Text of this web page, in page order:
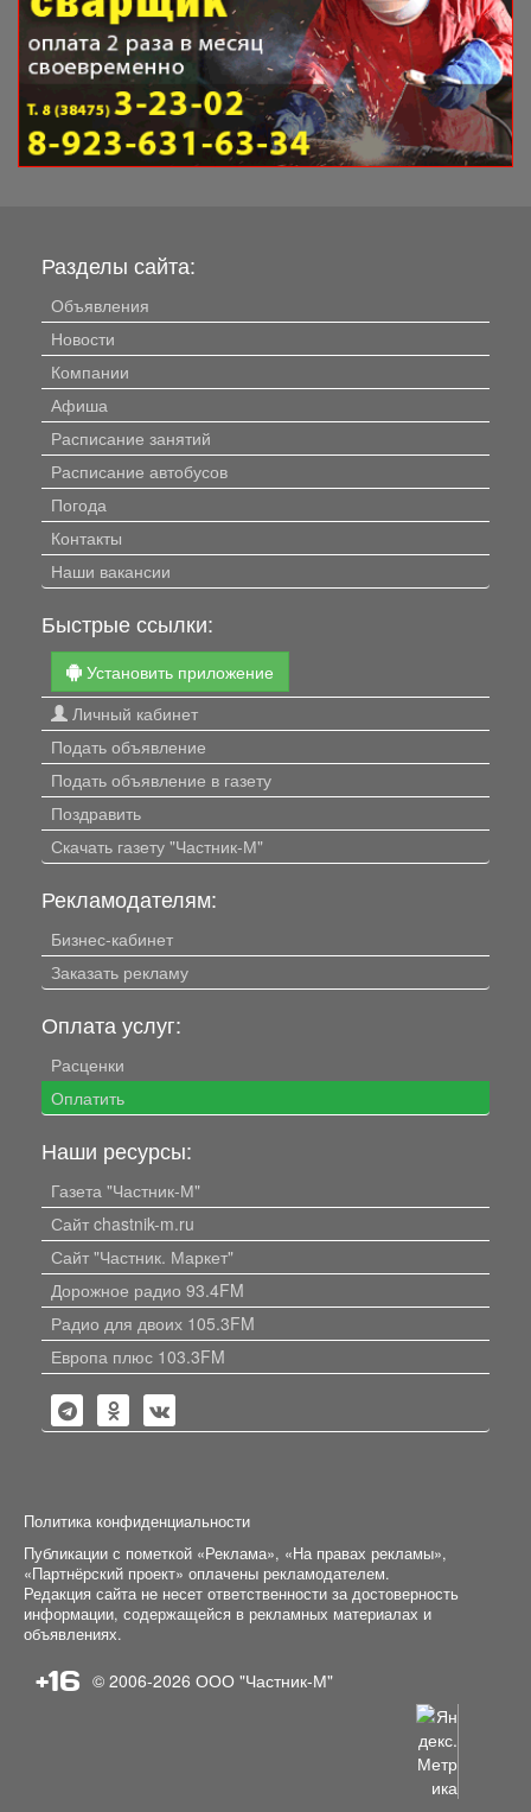
Разделы сайта:
Объявления
Новости
Компании
Афиша
Расписание занятий
Расписание автобусов
Погода
Контакты
Наши вакансии
Быстрые ссылки:
Установить приложение
Личный кабинет
Подать объявление
Подать объявление в газету
Поздравить
Скачать газету "Частник-М"
Рекламодателям:
Бизнес-кабинет
Заказать рекламу
Оплата услуг:
Расценки
Оплатить
Наши ресурсы:
Газета "Частник-М"
Сайт chastnik-m.ru
Сайт "Частник. Маркет"
Дорожное радио 93.4FM
Радио для двоих 105.3FM
Европа плюс 103.3FM
Политика конфиденциальности
Публикации с пометкой «Реклама», «На правах рекламы»,
«Партнёрский проект» оплачены рекламодателем.
Редакция сайта не несет ответственности за достоверность
информации, содержащейся в рекламных материалах и
объявлениях.
+16 © 2006-2026 ООО "Частник-М"